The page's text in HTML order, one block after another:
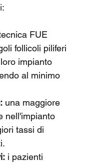
FUE
follicoli piliferi
impianto
al minimo
una maggiore
nell'impianto
tassi di
i pazienti